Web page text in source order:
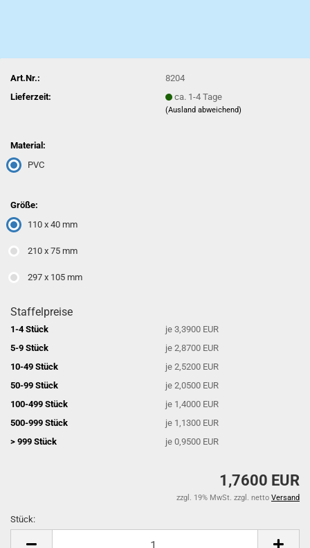
Art.Nr.:
8204
Lieferzeit:
ca. 1-4 Tage
(Ausland abweichend)
Material:
PVC
Größe:
110 x 40 mm
210 x 75 mm
297 x 105 mm
Staffelpreise
1-4 Stück
je 3,3900 EUR
5-9 Stück
je 2,8700 EUR
10-49 Stück
je 2,5200 EUR
50-99 Stück
je 2,0500 EUR
100-499 Stück
je 1,4000 EUR
500-999 Stück
je 1,1300 EUR
> 999 Stück
je 0,9500 EUR
1,7600 EUR
zzgl. 19% MwSt. zzgl. netto Versand
Stück: